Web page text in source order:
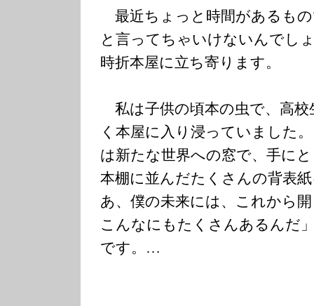
最近ちょっと時間があるも
と言ってちゃいけないんでし
時折本屋に立ち寄ります。
私は子供の頃本の虫で、高校
く本屋に入り浸っていました
は新たな世界への窓で、手に
本棚に並んだたくさんの背表
あ、僕の未来には、これから
こんなにもたくさんあるんだ
です。…